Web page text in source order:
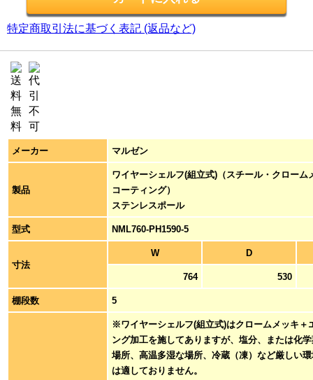
特定商取引法に基づく表記 (返品など)
メーカー マルゼン
製品
ワイヤーシェルフ(組立式)（スチール・クローム
コーティング）
ステンレスポール
型式 NML760-PH1590-5
寸法
W D
764 530
棚段数 5
※ワイヤーシェルフ(組立式)はクロームメッキ＋
ング加工を施してありますが、塩分、または化
場所、高温多湿な場所、冷蔵（凍）など厳しい
は適しておりません。